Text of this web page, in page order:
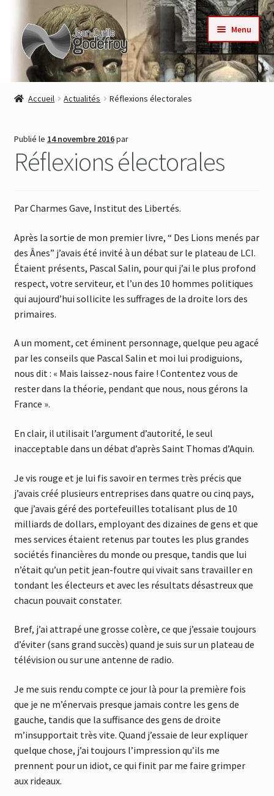
Aller
navigation
Aller
au
contenu
Menu
Accueil
Auteurs
Contact
Commande
Accueil Actualités Réflexions électorales
Publié le 14 novembre 2016par
Réflexions électorales
Par Charmes Gave, Institut des Libertés.
Après la sortie de mon premier livre, “ Des Lions menés par
des Ânes” j’avais été invité à un débat sur le plateau de LCI.
Étaient présents, Pascal Salin, pour qui j’ai le plus profond
respect, votre serviteur, et l’un des 10 hommes politiques
qui aujourd’hui sollicite les suffrages de la droite lors des
primaires.
A un moment, cet éminent personnage, quelque peu agacé
par les conseils que Pascal Salin et moi lui prodiguions,
nous dit : « Mais laissez-nous faire ! Contentez vous de
rester dans la théorie, pendant que nous, nous gérons la
France ».
En clair, il utilisait l’argument d’autorité, le seul
inacceptable dans un débat d’après Saint Thomas d’Aquin.
Je vis rouge et je lui fis savoir en termes très précis que
j’avais créé plusieurs entreprises dans quatre ou cinq pays,
que j’avais géré des portefeuilles totalisant plus de 10
milliards de dollars, employant des dizaines de gens et que
mes services étaient retenus par toutes les plus grandes
sociétés financières du monde ou presque, tandis que lui
n’était qu’un petit jean-foutre qui vivait sans travailler en
tondant les électeurs et avec les résultats désastreux que
chacun pouvait constater.
Bref, j’ai attrapé une grosse colère, ce que j’essaie toujours
d’éviter (sans grand succès) quand je suis sur un plateau de
télévision ou sur une antenne de radio.
Je me suis rendu compte ce jour là pour la première fois
que je ne m’énervais presque jamais contre les gens de
gauche, tandis que la suffisance des gens de droite
m’insupportait très vite. Quand j’essaie de leur expliquer
quelque chose, j’ai toujours l’impression qu’ils me
prennent pour un idiot, ce qui finit par me faire grimper
aux rideaux.